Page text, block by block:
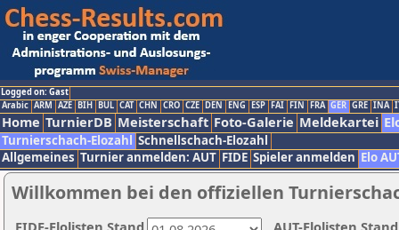
Logged on: Gast
Arabic ARM AZE BIH BUL CAT CHN CRO CZE DEN ENG ESP FAI FIN FRA GER GRE INA
Home TurnierDB Meisterschaft Foto-Galerie Meldekartei
Turnierschach-Elozahl Schnellschach-Elozahl
Allgemeines Turnier anmelden: AUT FIDE Spieler anmelden Elo
Willkommen bei den offiziellen
AUT-Elolisten
FIDE-Elolisten Stand